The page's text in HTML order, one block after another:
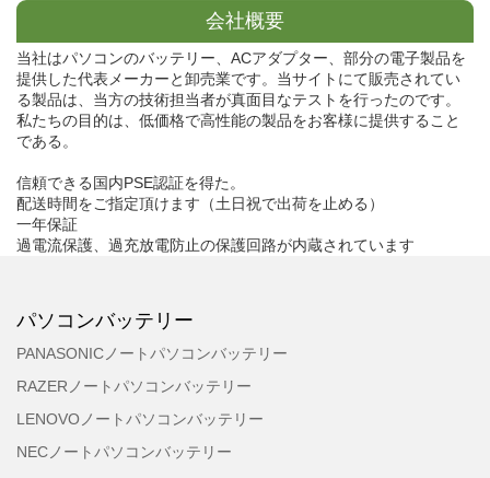
会社概要
当社はパソコンのバッテリー、ACアダプター、部分の電子製品を
提供した代表メーカーと卸売業です。当サイトにて販売されてい
る製品は、当方の技術担当者が真面目なテストを行ったのです。
私たちの目的は、低価格で高性能の製品をお客様に提供すること
である。
信頼できる国内PSE認証を得た。
配送時間をご指定頂けます（土日祝で出荷を止める）
一年保証
過電流保護、過充放電防止の保護回路が内蔵されています
パソコンバッテリー
PANASONICノートパソコンバッテリー
RAZERノートパソコンバッテリー
LENOVOノートパソコンバッテリー
NECノートパソコンバッテリー